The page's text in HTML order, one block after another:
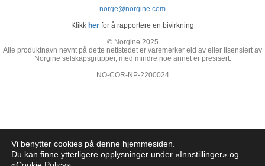
norge@norgine.com
Klikk her for å rapportere en bivirkning
© Norgine 2025
Alle produktnavn nevnt på dette nettstedet er varemerker eid av eller lisensiert av
Norgine selskapsgrupper, med mindre noe annet er presisert.
NO-COR-NP-2200024
Vi benytter cookies på denne hjemmesiden.
Du kan finne ytterligere opplysninger under «Innstillinger» og